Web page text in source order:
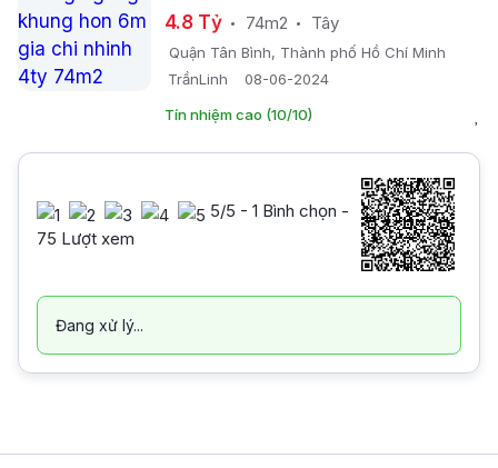
.- 74M2 -
4.8 Tỷ 74m2 Tây
Quận Tân Bình, Thành phố Hồ Chí Minh
TrầnLinh
08-06-2024
Tín nhiệm cao (10/10)
5/5 - 1 Bình chọn -
75 Lượt xem
Đang xử lý...